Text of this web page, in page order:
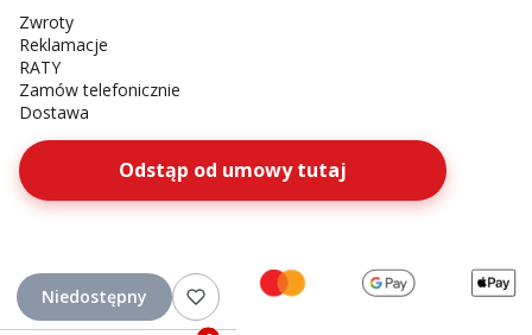
Zwroty
Reklamacje
RATY
Zamów telefonicznie
Dostawa
Odstąp od umowy tutaj
Niedostępny